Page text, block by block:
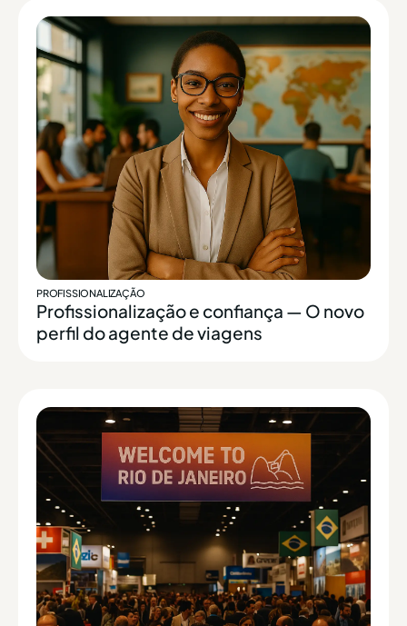
PROFISSIONALIZAÇÃO
Profissionalização e confiança — O novo
perfil do agente de viagens